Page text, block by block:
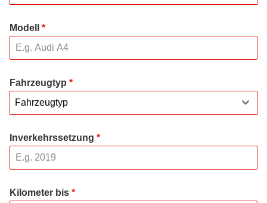
Modell *
Fahrzeugtyp *
Fahrzeugtyp
Inverkehrssetzung *
Kilometer bis *